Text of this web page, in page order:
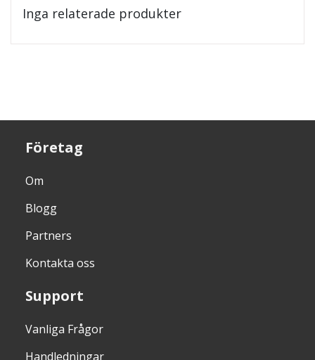
Inga relaterade produkter
Företag
Om
Blogg
Partners
Kontakta oss
Support
Vanliga Frågor
Handledningar